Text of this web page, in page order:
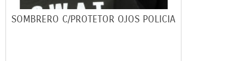
SOMBRERO C/PROTETOR OJOS POLICIA